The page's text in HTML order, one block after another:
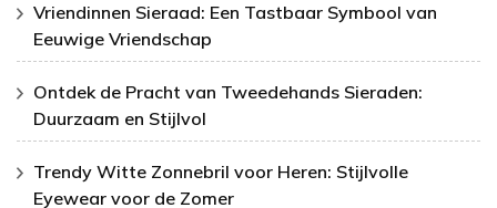
Vriendinnen Sieraad: Een Tastbaar Symbool van
Eeuwige Vriendschap
Ontdek de Pracht van Tweedehands Sieraden:
Duurzaam en Stijlvol
Trendy Witte Zonnebril voor Heren: Stijlvolle
Eyewear voor de Zomer